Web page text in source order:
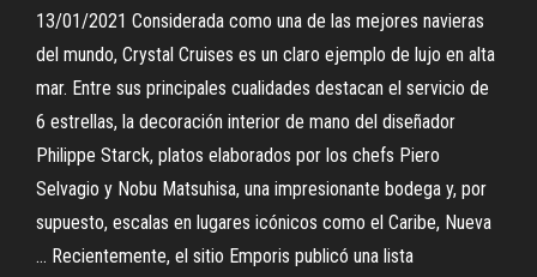
13/01/2021 Considerada como una de las mejores navieras
del mundo, Crystal Cruises es un claro ejemplo de lujo en alta
mar. Entre sus principales cualidades destacan el servicio de
6 estrellas, la decoración interior de mano del diseñador
Philippe Starck, platos elaborados por los chefs Piero
Selvagio y Nobu Matsuhisa, una impresionante bodega y, por
supuesto, escalas en lugares icónicos como el Caribe, Nueva
… Recientemente, el sitio Emporis publicó una lista